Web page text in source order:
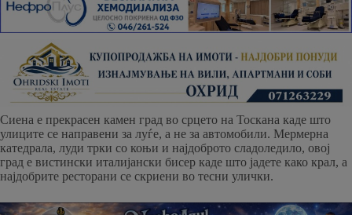
Сиена е прекрасен камен град во срцето на Тоскана каде што
улиците се направени за луѓе, а не за автомобили. Мермерна
катедрала, луди трки со коњи и најдоброто сладоледило, овој
град е вистински италијански бисер каде што јадете како крал, а
најдобрите ресторани се скриени во тесни улички.